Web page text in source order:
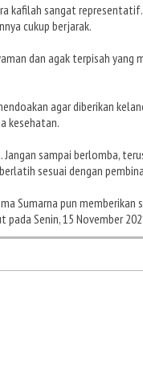
kafilah sangat
cukup berjarak.
dan agak terpisah yang
agar diberikan
kesehatan.
Jangan sampai berlomba,
sesuai dengan
Sumarna pun
Senin, 15 November